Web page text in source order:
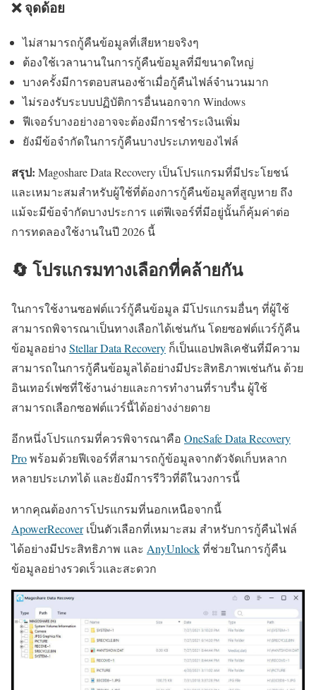
❌ จุดด้อย
ไม่สามารถกู้คืนข้อมูลที่เสียหายจริงๆ
ต้องใช้เวลานานในการกู้คืนข้อมูลที่มีขนาดใหญ่
บางครั้งมีการตอบสนองช้าเมื่อกู้คืนไฟล์จำนวนมาก
ไม่รองรับระบบปฏิบัติการอื่นนอกจาก Windows
ฟีเจอร์บางอย่างอาจจะต้องมีการชำระเงินเพิ่ม
ยังมีข้อจำกัดในการกู้คืนบางประเภทของไฟล์
สรุป: Magoshare Data Recovery เป็นโปรแกรมที่มีประโยชน์
และเหมาะสมสำหรับผู้ใช้ที่ต้องการกู้คืนข้อมูลที่สูญหาย ถึง
แม้จะมีข้อจำกัดบางประการ แต่ฟีเจอร์ที่มีอยู่นั้นก็คุ้มค่าต่อ
การทดลองใช้งานในปี 2026 นี้
🔄 โปรแกรมทางเลือกที่คล้ายกัน
ในการใช้งานซอฟต์แวร์กู้คืนข้อมูล มีโปรแกรมอื่นๆ ที่ผู้ใช้
สามารถพิจารณาเป็นทางเลือกได้เช่นกัน โดยซอฟต์แวร์กู้คืน
ข้อมูลอย่าง Stellar Data Recovery ก็เป็นแอปพลิเคชันที่มีความ
สามารถในการกู้คืนข้อมูลได้อย่างมีประสิทธิภาพเช่นกัน ด้วย
อินเทอร์เฟซที่ใช้งานง่ายและการทำงานที่ราบรื่น ผู้ใช้
สามารถเลือกซอฟต์แวร์นี้ได้อย่างง่ายดาย
อีกหนึ่งโปรแกรมที่ควรพิจารณาคือ OneSafe Data Recovery
Proพร้อมด้วยฟีเจอร์ที่สามารถกู้ข้อมูลจากตัวจัดเก็บหลาก
หลายประเภทได้ และยังมีการรีวิวที่ดีในวงการนี้
หากคุณต้องการโปรแกรมที่นอกเหนือจากนี้
ApowerRecoverเป็นตัวเลือกที่เหมาะสม สำหรับการกู้คืนไฟล์
ได้อย่างมีประสิทธิภาพ และ AnyUnlockที่ช่วยในการกู้คืน
ข้อมูลอย่างรวดเร็วและสะดวก